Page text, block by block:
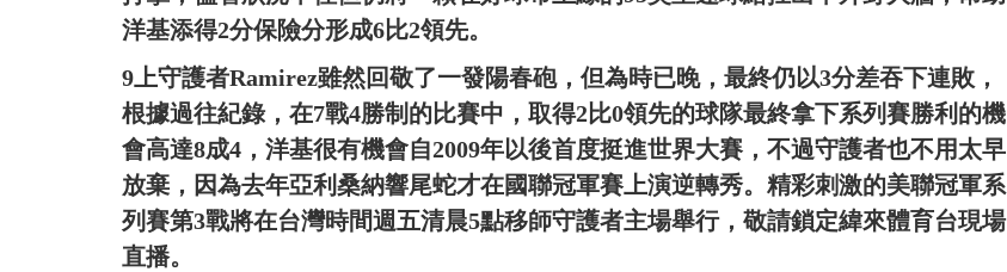
洋基添得2分保險分形成6比2領先。
9上守護者Ramirez雖然回敬了一發陽春砲，但為時已晚，最終仍以3分差吞下連敗，
根據過往紀錄，在7戰4勝制的比賽中，取得2比0領先的球隊最終拿下系列賽勝利的機
會高達8成4，洋基很有機會自2009年以後首度挺進世界大賽，不過守護者也不用太早
放棄，因為去年亞利桑納響尾蛇才在國聯冠軍賽上演逆轉秀。精彩刺激的美聯冠軍系
列賽第3戰將在台灣時間週五清晨5點移師守護者主場舉行，敬請鎖定緯來體育台現場
直播。